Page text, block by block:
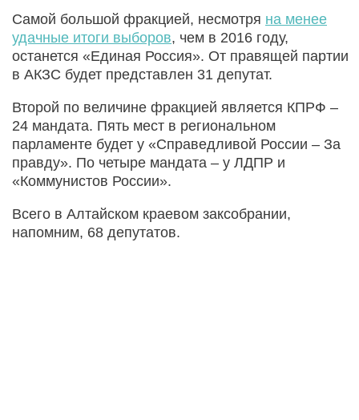
Самой большой фракцией, несмотря на менее
удачные итоги выборов, чем в 2016 году,
останется «Единая Россия». От правящей партии
в АКЗС будет представлен 31 депутат.
Второй по величине фракцией является КПРФ –
24 мандата. Пять мест в региональном
парламенте будет у «Справедливой России – За
правду». По четыре мандата – у ЛДПР и
«Коммунистов России».
Всего в Алтайском краевом заксобрании,
напомним, 68 депутатов.